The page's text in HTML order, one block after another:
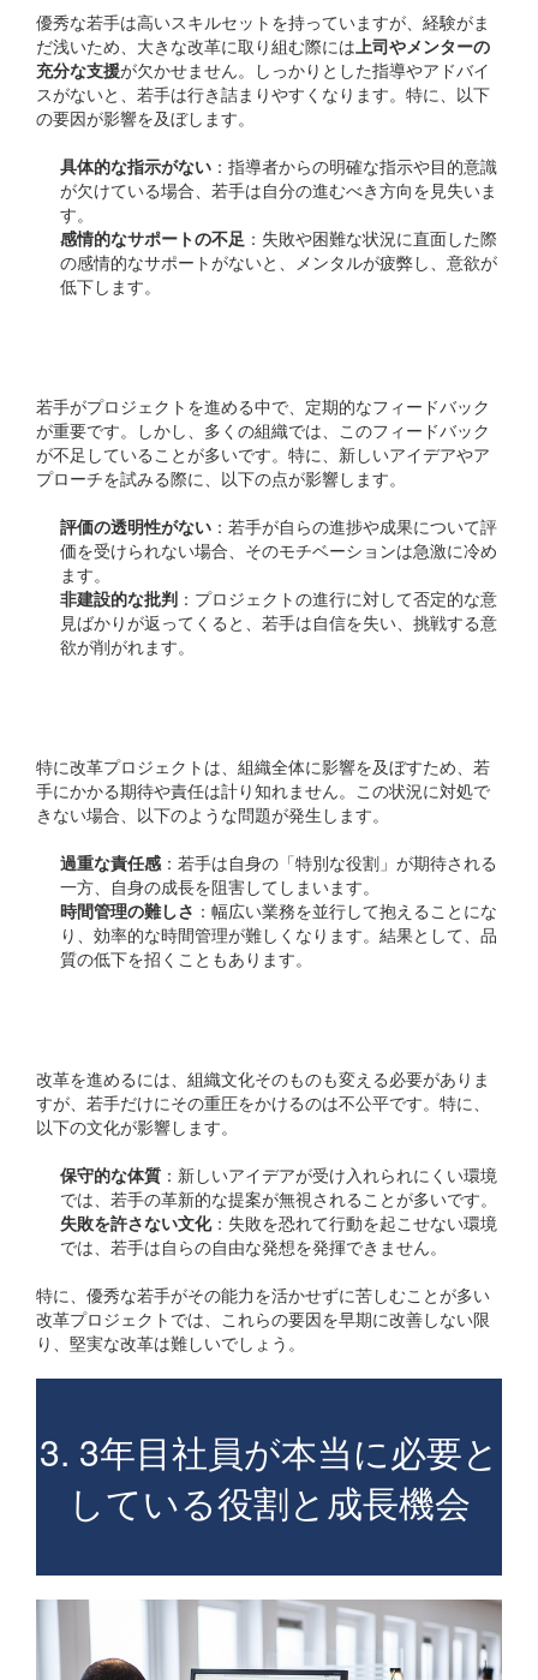
優秀な若手は高いスキルセットを持っていますが、経験がま
だ浅いため、大きな改革に取り組む際には上司やメンターの
充分な支援が欠かせません。しっかりとした指導やアドバイ
スがないと、若手は行き詰まりやすくなります。特に、以下
の要因が影響を及ぼします。
具体的な指示がない ：指導者からの明確な指示や目的意識
が欠けている場合、若手は自分の進むべき方向を見失いま
す。
感情的なサポートの不足 ：失敗や困難な状況に直面した際
の感情的なサポートがないと、メンタルが疲弊し、意欲が
低下します。
若手がプロジェクトを進める中で、定期的なフィードバック
が重要です。しかし、多くの組織では、このフィードバック
が不足していることが多いです。特に、新しいアイデアやア
プローチを試みる際に、以下の点が影響します。
評価の透明性がない ：若手が自らの進捗や成果について評
価を受けられない場合、そのモチベーションは急激に冷め
ます。
非建設的な批判 ：プロジェクトの進行に対して否定的な意
見ばかりが返ってくると、若手は自信を失い、挑戦する意
欲が削がれます。
特に改革プロジェクトは、組織全体に影響を及ぼすため、若
手にかかる期待や責任は計り知れません。この状況に対処で
きない場合、以下のような問題が発生します。
過重な責任感 ：若手は自身の「特別な役割」が期待される
一方、自身の成長を阻害してしまいます。
時間管理の難しさ ：幅広い業務を並行して抱えることにな
り、効率的な時間管理が難しくなります。結果として、品
質の低下を招くこともあります。
改革を進めるには、組織文化そのものも変える必要がありま
すが、若手だけにその重圧をかけるのは不公平です。特に、
以下の文化が影響します。
保守的な体質 ：新しいアイデアが受け入れられにくい環境
では、若手の革新的な提案が無視されることが多いです。
失敗を許さない文化：失敗を恐れて行動を起こせない環境
では、若手は自らの自由な発想を発揮できません。
特に、優秀な若手がその能力を活かせずに苦しむことが多い
改革プロジェクトでは、これらの要因を早期に改善しない限
り、堅実な改革は難しいでしょう。
3. 3年目社員が本当に必要と
している役割と成長機会